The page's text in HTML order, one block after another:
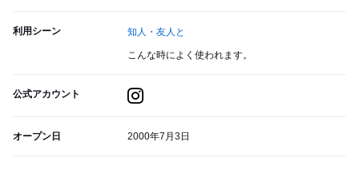
利用シーン 知人・友人と
こんな時によく使われます。
公式アカウント
オープン日 2000年7月3日